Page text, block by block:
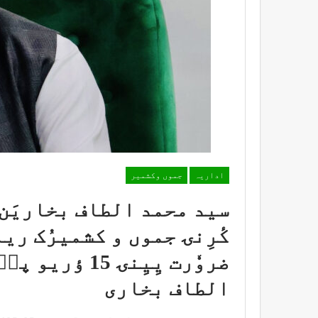
اداریہ جموں وکشمیر
سید محمد الطاف
کٔرِنۍ جموں و کشمیرُک
الطاف بخاری